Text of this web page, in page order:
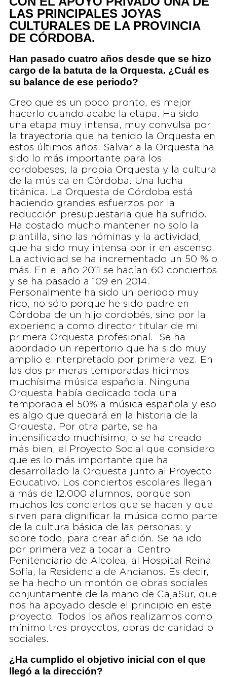
LAS PRINCIPALES JOYAS
CULTURALES DE LA PROVINCIA
DE CÓRDOBA.
Han pasado cuatro años desde que se hizo
cargo de la batuta de la Orquesta. ¿Cuál es
su balance de ese periodo?
Creo que es un poco pronto, es mejor
hacerlo cuando acabe la etapa. Ha sido
una etapa muy intensa, muy convulsa por
la trayectoria que ha tenido la Orquesta en
estos últimos años. Salvar a la Orquesta ha
sido lo más importante para los
cordobeses, la propia Orquesta y la cultura
de la música en Córdoba. Una lucha
titánica. La Orquesta de Córdoba está
haciendo grandes esfuerzos por la
reducción presupuestaria que ha sufrido.
Ha costado mucho mantener no solo la
plantilla, sino las nóminas y la actividad,
que ha sido muy intensa por ir en ascenso.
La actividad se ha incrementado un 50 % o
más. En el año 2011 se hacían 60 conciertos
y se ha pasado a 109 en 2014.
Personalmente ha sido un periodo muy
rico, no sólo porque he sido padre en
Córdoba de un hijo cordobés, sino por la
experiencia como director titular de mi
primera Orquesta profesional. Se ha
abordado un repertorio que ha sido muy
amplio e interpretado por primera vez. En
las dos primeras temporadas hicimos
muchísima música española. Ninguna
Orquesta había dedicado toda una
temporada el 50% a música española y eso
es algo que quedará en la historia de la
Orquesta. Por otra parte, se ha
intensificado muchísimo, o se ha creado
más bien, el Proyecto Social que considero
que es lo más importante que ha
desarrollado la Orquesta junto al Proyecto
Educativo. Los conciertos escolares llegan
a más de 12.000 alumnos, porque son
muchos los conciertos que se hacen y que
sirven para dignificar la música como parte
de la cultura básica de las personas; y
sobre todo, para crear afición. Se ha ido
por primera vez a tocar al Centro
Penitenciario de Alcolea, al Hospital Reina
Sofía, la Residencia de Ancianos. Es decir,
se ha hecho un montón de obras sociales
conjuntamente de la mano de CajaSur, que
nos ha apoyado desde el principio en este
proyecto. Todos los años realizamos como
mínimo tres proyectos, obras de caridad o
sociales.
¿Ha cumplido el objetivo inicial con el que
llegó a la dirección?